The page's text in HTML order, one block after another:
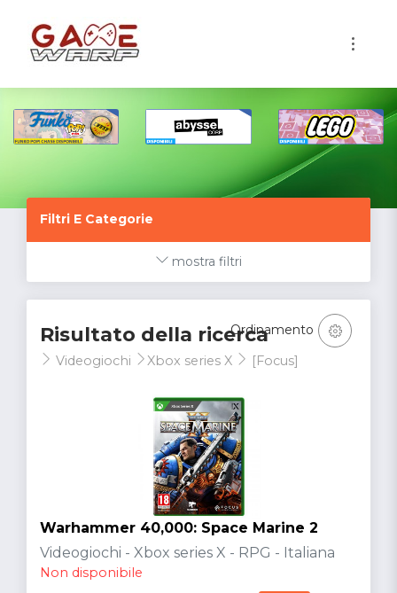
Filtri E Categorie
mostra filtri
Risultato della ricerca
Videogiochi Xbox series X [Focus]
Ordinamento
Warhammer 40,000: Space Marine 2
Videogiochi - Xbox series X - RPG - Italiana
Non disponibile